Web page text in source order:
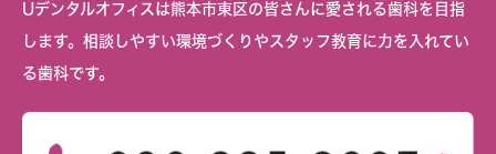
Uデンタルオフィスは熊本市東区の皆さんに愛される歯科を目指
します。相談しやすい環境づくりやスタッフ教育に力を入れてい
る歯科です。